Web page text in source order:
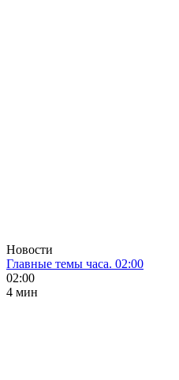
Новости
Главные темы часа. 02:00
02:00
4 мин